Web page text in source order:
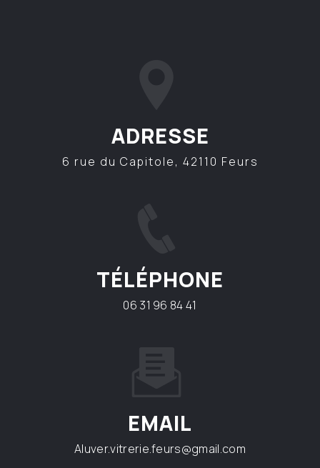
ADRESSE
6 rue du Capitole, 42110 Feurs
TÉLÉPHONE
06 31 96 84 41
EMAIL
aluver.vitrerie.feurs@gmail.com